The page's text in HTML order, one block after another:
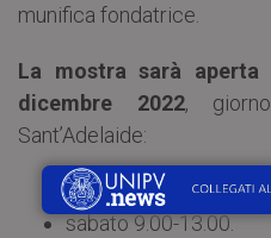
munifica fondatrice.
La mostra sarà
dicembre 2022,
Sant’Adelaide:
dal lunedì al venerdì
sabato 9.00-13.00.